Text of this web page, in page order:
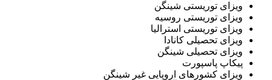
توریستی شینگن
توریستی روسیه
توریستی استرالیا
تحصیلی کانادا
تحصیلی شینگن
پاسپورت
کشورهای اروپایی غیر شینگن